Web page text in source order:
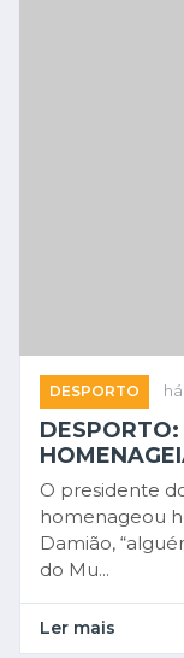
DESPORTO
O presidente
homenageou
Damião,
do Mu...
Ler mais